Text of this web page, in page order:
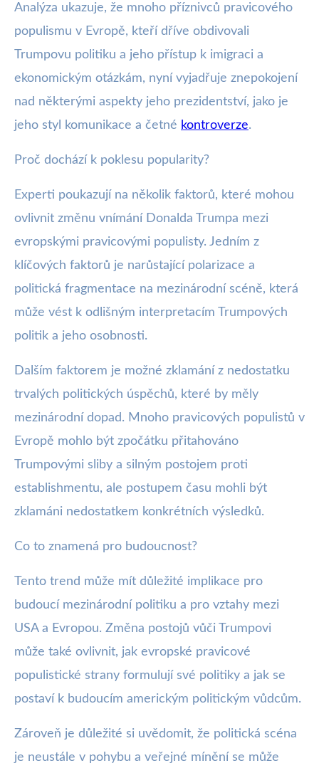
Analýza ukazuje, že mnoho příznivců pravicového
populismu v Evropě, kteří dříve obdivovali
Trumpovu politiku a jeho přístup k imigraci a
ekonomickým otázkám, nyní vyjadřuje znepokojení
nad některými aspekty jeho prezidentství, jako je
jeho styl komunikace a četné kontroverze.
Proč dochází k poklesu popularity?
Experti poukazují na několik faktorů, které mohou
ovlivnit změnu vnímání Donalda Trumpa mezi
evropskými pravicovými populisty. Jedním z
klíčových faktorů je narůstající polarizace a
politická fragmentace na mezinárodní scéně, která
může vést k odlišným interpretacím Trumpových
politik a jeho osobnosti.
Dalším faktorem je možné zklamání z nedostatku
trvalých politických úspěchů, které by měly
mezinárodní dopad. Mnoho pravicových populistů v
Evropě mohlo být zpočátku přitahováno
Trumpovými sliby a silným postojem proti
establishmentu, ale postupem času mohli být
zklamáni nedostatkem konkrétních výsledků.
Co to znamená pro budoucnost?
Tento trend může mít důležité implikace pro
budoucí mezinárodní politiku a pro vztahy mezi
USA a Evropou. Změna postojů vůči Trumpovi
může také ovlivnit, jak evropské pravicové
populistické strany formulují své politiky a jak se
postaví k budoucím americkým politickým vůdcům.
Zároveň je důležité si uvědomit, že politická scéna
je neustále v pohybu a veřejné mínění se může